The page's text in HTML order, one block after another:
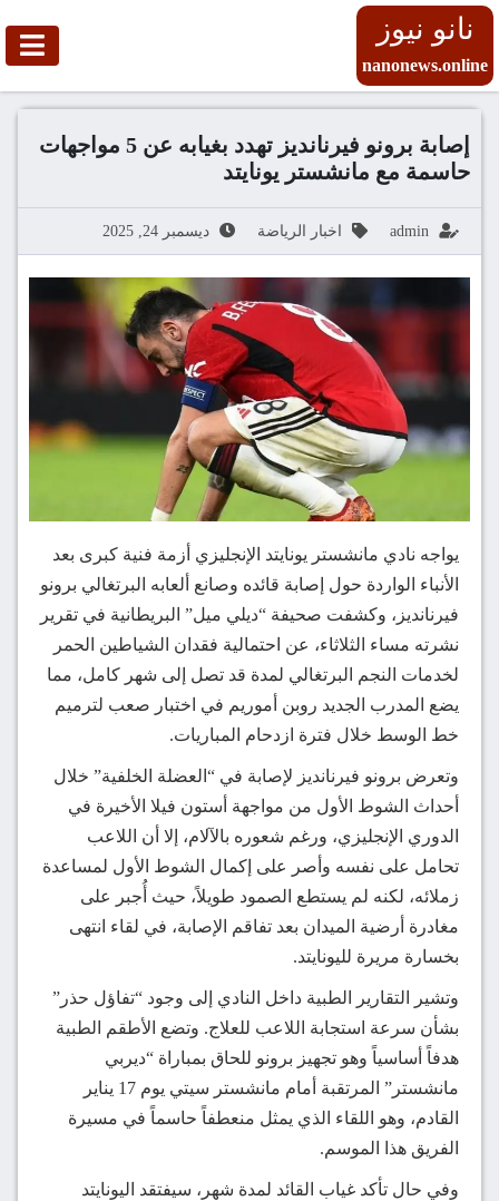
نانو نيوز
nanonews.online
إصابة برونو فيرنانديز تهدد بغيابه عن 5 مواجهات
حاسمة مع مانشستر يونايتد
admin اخبار الرياضة ديسمبر 24, 2025
يواجه نادي مانشستر يونايتد الإنجليزي أزمة فنية كبرى بعد
الأنباء الواردة حول إصابة قائده وصانع ألعابه البرتغالي برونو
فيرنانديز، وكشفت صحيفة “ديلي ميل” البريطانية في تقرير
نشرته مساء الثلاثاء، عن احتمالية فقدان الشياطين الحمر
لخدمات النجم البرتغالي لمدة قد تصل إلى شهر كامل، مما
يضع المدرب الجديد روبن أموريم في اختبار صعب لترميم
خط الوسط خلال فترة ازدحام المباريات.
وتعرض برونو فيرنانديز لإصابة في “العضلة الخلفية” خلال
أحداث الشوط الأول من مواجهة أستون فيلا الأخيرة في
الدوري الإنجليزي، ورغم شعوره بالآلام، إلا أن اللاعب
تحامل على نفسه وأصر على إكمال الشوط الأول لمساعدة
زملائه، لكنه لم يستطع الصمود طويلاً، حيث أُجبر على
مغادرة أرضية الميدان بعد تفاقم الإصابة، في لقاء انتهى
بخسارة مريرة لليونايتد.
وتشير التقارير الطبية داخل النادي إلى وجود “تفاؤل حذر”
بشأن سرعة استجابة اللاعب للعلاج. وتضع الأطقم الطبية
هدفاً أساسياً وهو تجهيز برونو للحاق بمباراة “ديربي
مانشستر” المرتقبة أمام مانشستر سيتي يوم 17 يناير
القادم، وهو اللقاء الذي يمثل منعطفاً حاسماً في مسيرة
الفريق هذا الموسم.
وفي حال تأكد غياب القائد لمدة شهر، سيفتقد اليونايتد